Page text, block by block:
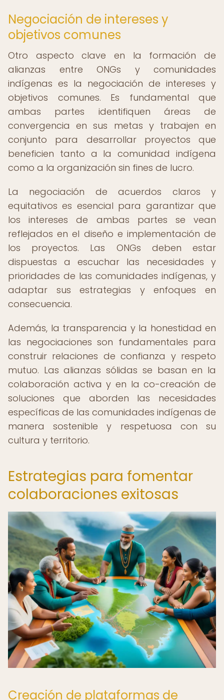
Negociación de intereses y
objetivos comunes
Otro aspecto clave en la formación de
alianzas entre ONGs y comunidades
indígenas es la negociación de intereses y
objetivos comunes. Es fundamental que
ambas partes identifiquen áreas de
convergencia en sus metas y trabajen en
conjunto para desarrollar proyectos que
beneficien tanto a la comunidad indígena
como a la organización sin fines de lucro.
La negociación de acuerdos claros y
equitativos es esencial para garantizar que
los intereses de ambas partes se vean
reflejados en el diseño e implementación de
los proyectos. Las ONGs deben estar
dispuestas a escuchar las necesidades y
prioridades de las comunidades indígenas, y
adaptar sus estrategias y enfoques en
consecuencia.
Además, la transparencia y la honestidad en
las negociaciones son fundamentales para
construir relaciones de confianza y respeto
mutuo. Las alianzas sólidas se basan en la
colaboración activa y en la co-creación de
soluciones que aborden las necesidades
específicas de las comunidades indígenas de
manera sostenible y respetuosa con su
cultura y territorio.
Estrategias para fomentar
colaboraciones exitosas
Creación de plataformas de